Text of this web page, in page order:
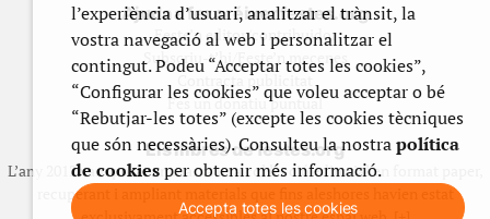
Ajuda a fer créixer festes.org
Feste’n editor/contribuidor
Subscriu-t’hi/Feste’n mecenes
Contracta publicitat
Fes un donatiu puntual
Els llibres de festes.org
L’any 2012 vam posar en marxa una col·lecció editorial en format paper,
recuperant i ampliant materials que fins aleshores havien estat
l’experiència d’usuari, analitzar el trànsit, la
vostra navegació al web i personalitzar el
contingut. Podeu “Acceptar totes les cookies”,
“Configurar les cookies” que voleu acceptar o bé
“Rebutjar-les totes” (excepte les cookies tècniques
que són necessàries). Consulteu la nostrapolítica
de cookiesper obtenir més informació.
Accepta totes les cookies